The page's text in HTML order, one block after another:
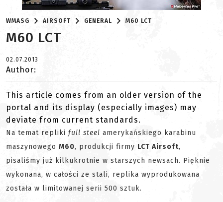
WMASG AIRSOFT GENERAL M60 LCT
M60 LCT
02.07.2013
Author:
This article comes from an older version of the
portal and its display (especially images) may
deviate from current standards.
Na temat repliki full steel amerykańskiego karabinu
maszynowego M60, produkcji firmy LCT Airsoft,
pisaliśmy już kilkukrotnie w starszych newsach. Pięknie
wykonana, w całości ze stali, replika wyprodukowana
została w limitowanej serii 500 sztuk.